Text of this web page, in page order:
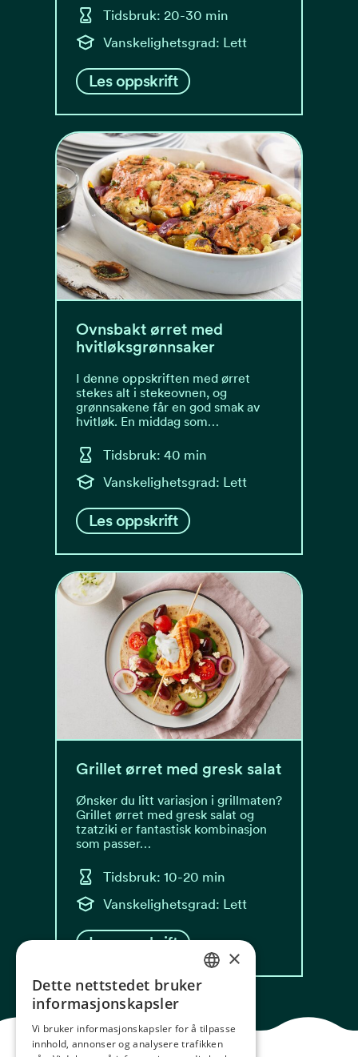
Tidsbruk: 20-30 min
Vanskelighetsgrad: Lett
Les oppskrift
Ovnsbakt ørret med
hvitløksgrønnsaker
I denne oppskriften med ørret
stekes alt i stekeovnen, og
grønnsakene får en god smak av
hvitløk. En middag som…
Tidsbruk: 40 min
Vanskelighetsgrad: Lett
Les oppskrift
Grillet ørret med gresk salat
Ønsker du litt variasjon i grillmaten?
Grillet ørret med gresk salat og
tzatziki er fantastisk kombinasjon
som passer…
Tidsbruk: 10-20 min
Vanskelighetsgrad: Lett
Les oppskrift
NORWEGIAN
GERMAN
×
Dette nettstedet bruker
informasjonskapsler
Vi bruker informasjonskapsler for å tilpasse
innhold, annonser og analysere trafikken